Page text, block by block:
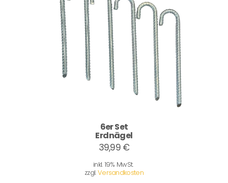
6er Set
Erdnägel
39,99 €
inkl. 19% MwSt.
zzgl.Versandkosten